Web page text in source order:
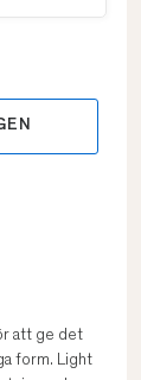
att ge det
form. Light